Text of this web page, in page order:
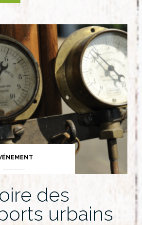
des
urbains